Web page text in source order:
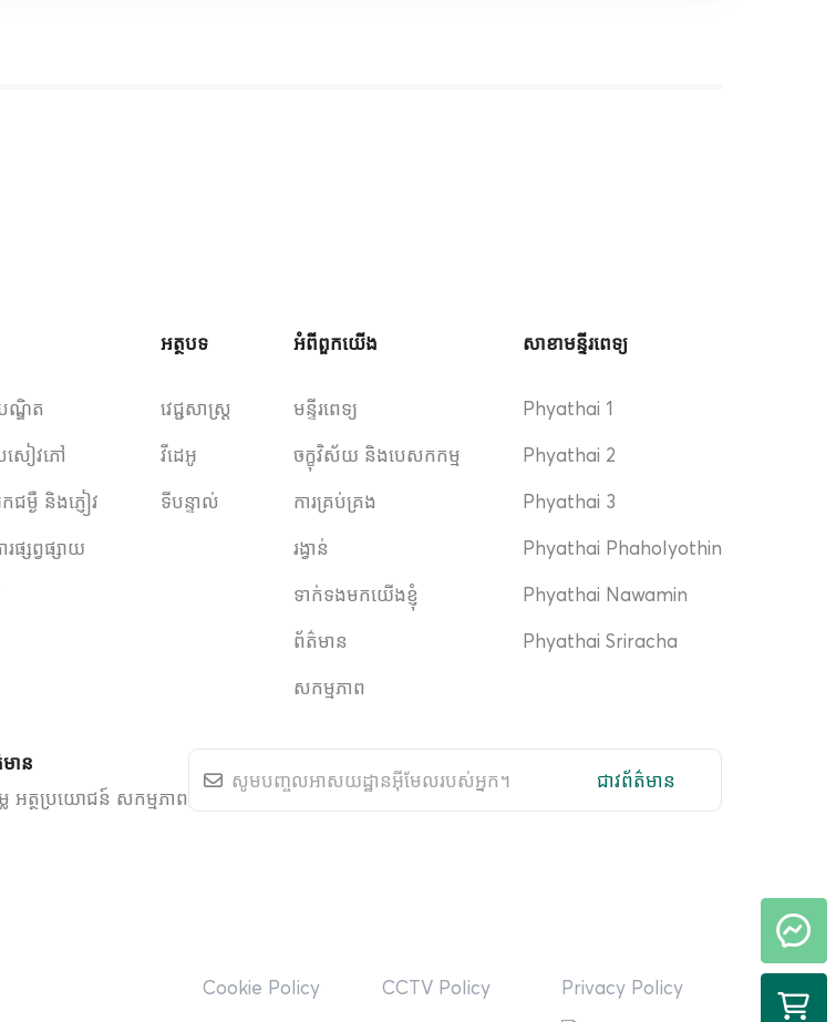
បណ្ឌិត
សៀវភៅ
កជម្ងឺ និងភ្ញៀវ
ផ្សព្វផ្សាយ
អត្ថបទ
វេជ្ជសាស្ត្រ
វីដេអូ
ទីបន្ទាល់
អំពីពួកយើង
មន្ទីរពេទ្យ
ចក្ខុវិស័យ និងបេសកកម្ម
ការគ្រប់គ្រង
រង្វាន់
ទាក់ទងមកយើងខ្ញុំ
ព័ត៌មាន
សកម្មភាព
សាខាមន្ទីរពេទ្យ
Phyathai 1
Phyathai 2
Phyathai 3
Phyathai Phaholyothin
Phyathai Nawamin
Phyathai Sriracha
ាន
លៃ អត្ថប្រយោជន៍ សកម្មភាព
ជាវព័ត៌មាន
Cookie Policy CCTV Policy Privacy Policy